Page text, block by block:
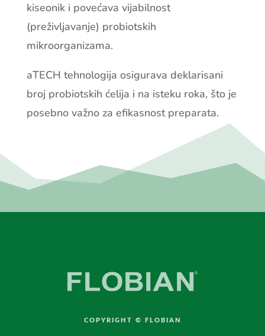
kiseonik i povećava vijabilnost
(preživljavanje) probiotskih
mikroorganizama.
aTECH tehnologija osigurava deklarisani
broj probiotskih ćelija i na isteku roka, što je
posebno važno za efikasnost preparata.
COPYRIGHT © FLOBIAN